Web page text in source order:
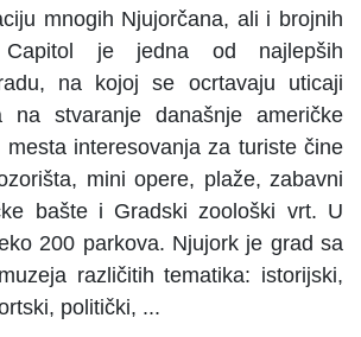
mnogih Njujorčana, ali i brojnih
je jedna od najlepših
na kojoj se ocrtavaju uticaji
na stvaranje današnje američke
mesta interesovanja za turiste čine
mini opere, plaže, zabavni
bašte i Gradski zoološki vrt. U
200 parkova. Njujork je grad sa
različitih tematika: istorijski,
politički, ...